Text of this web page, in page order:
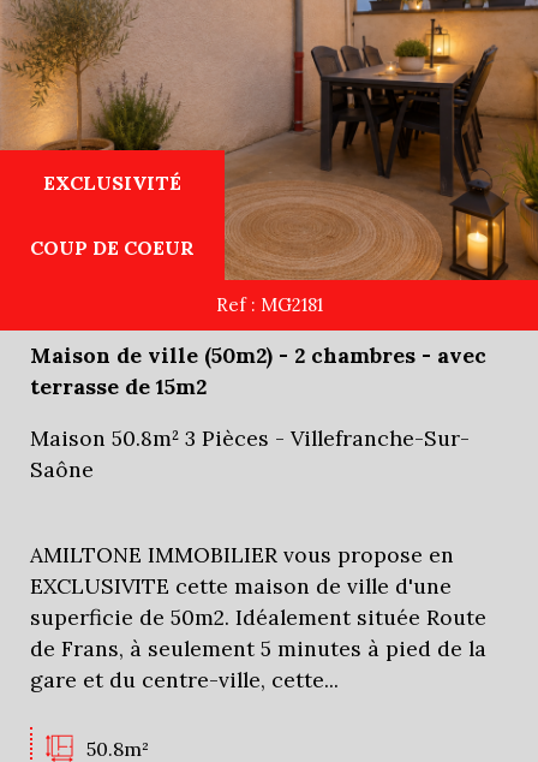
EXCLUSIVITÉ
COUP DE COEUR
Ref : MG2181
Maison de ville (50m2) - 2 chambres - avec
terrasse de 15m2
Maison 50.8m² 3 Pièces - Villefranche-Sur-
Saône
AMILTONE IMMOBILIER vous propose en
EXCLUSIVITE cette maison de ville d'une
superficie de 50m2. Idéalement située Route
de Frans, à seulement 5 minutes à pied de la
gare et du centre-ville, cette...
50.8m²